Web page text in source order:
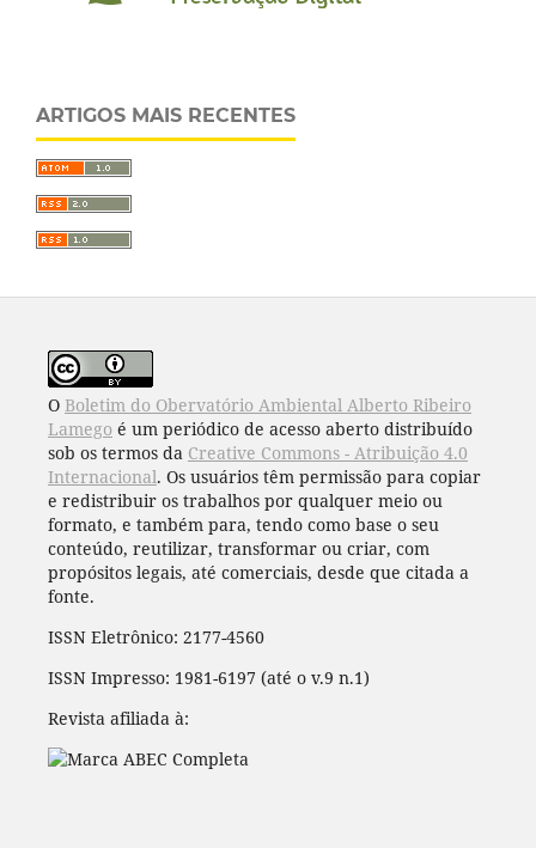
ARTIGOS MAIS RECENTES
O Boletim do Obervatório Ambiental Alberto Ribeiro
Lamego é um periódico de acesso aberto distribuído
sob os termos da Creative Commons - Atribuição 4.0
Internacional. Os usuários têm permissão para copiar
e redistribuir os trabalhos por qualquer meio ou
formato, e também para, tendo como base o seu
conteúdo, reutilizar, transformar ou criar, com
propósitos legais, até comerciais, desde que citada a
fonte.
ISSN Eletrônico: 2177-4560
ISSN Impresso: 1981-6197 (até o v.9 n.1)
Revista afiliada à: